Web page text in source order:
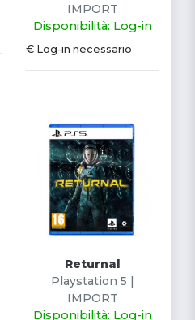
IMPORT
Disponibilità: Log-in
€ Log-in necessario
Returnal
Playstation 5 |
IMPORT
Disponibilità: Log-in